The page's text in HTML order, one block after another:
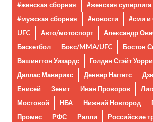
#женская сборная
#женская суперлига
#мужская сборная
#новости #сми и
UFC
Авто/мотоспорт Александр
Баскетбол
Бокс/MMA/UFC
Бостон
Вашингтон Уизардс
Голден Стэйт
Даллас Маверикс
Денвер Наггетс
Енисей
Зенит Иван Проворов
Мостовой
НБА Нижний Новгород
Промес
РФС Ралли
Российские